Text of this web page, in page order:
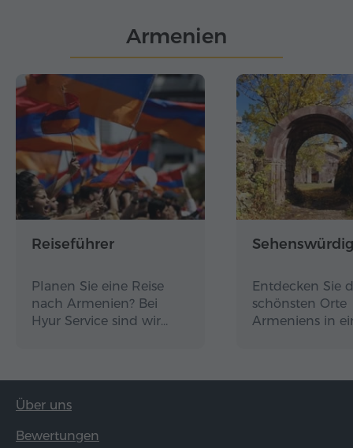
Armenien
Reiseführer
Planen Sie eine Reise
nach Armenien? Bei
Hyur Service sind wir…
Entdecken Sie
schönsten Orte
Armeniens in
Über uns
Bewertungen